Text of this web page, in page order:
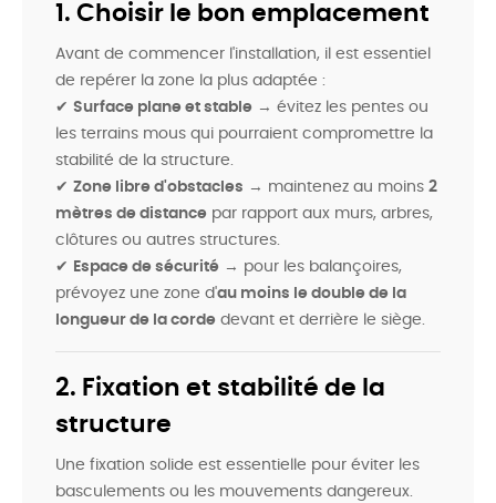
1. Choisir le bon emplacement
Avant de commencer l'installation, il est essentiel
de repérer la zone la plus adaptée :
✔ Surface plane et stable → évitez les pentes ou
les terrains mous qui pourraient compromettre la
stabilité de la structure.
✔ Zone libre d'obstacles → maintenez au moins 2
mètres de distance par rapport aux murs, arbres,
clôtures ou autres structures.
✔
Espace de sécurité → pour les balançoires,
prévoyez une zone d'au moins le double de la
longueur de la corde devant et derrière le siège.
2. Fixation et stabilité de la
structure
Une fixation solide est essentielle pour éviter les
basculements ou les mouvements dangereux.